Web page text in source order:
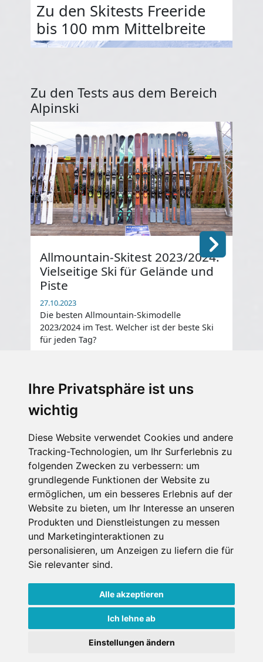
Ihre Privatsphäre ist uns
wichtig
Diese Website verwendet Cookies und andere
Tracking-Technologien, um Ihr Surferlebnis zu
folgenden Zwecken zu verbessern: um
grundlegende Funktionen der Website zu
ermöglichen, um ein besseres Erlebnis auf der
Website zu bieten, um Ihr Interesse an unseren
Produkten und Dienstleistungen zu messen
und Marketinginteraktionen zu
personalisieren, um Anzeigen zu liefern die für
Sie relevanter sind.
Alle akzeptieren
Ich lehne ab
Einstellungen ändern
Zu den Skitests Freeride
bis 100 mm Mittelbreite
Zu den Tests aus dem Bereich
Alpinski
Allmountain-Skitest 2023/2024:
Vielseitige Ski für Gelände und
Piste
27.10.2023
Die besten Allmountain-Skimodelle
2023/2024 im Test. Welcher ist der beste Ski
für jeden Tag?
Impressum
Datenschutz
Nutzungsbedingungen
Kontakt
Portale
FAQ Newsletter Mediadaten